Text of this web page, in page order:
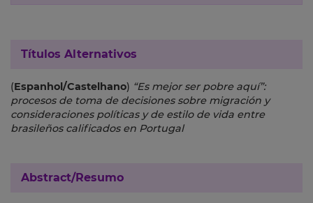
Títulos Alternativos
(Espanhol/Castelhano) “Es mejor ser pobre aquí”:
procesos de toma de decisiones sobre migración y
consideraciones políticas y de estilo de vida entre
brasileños calificados en Portugal
Abstract/Resumo